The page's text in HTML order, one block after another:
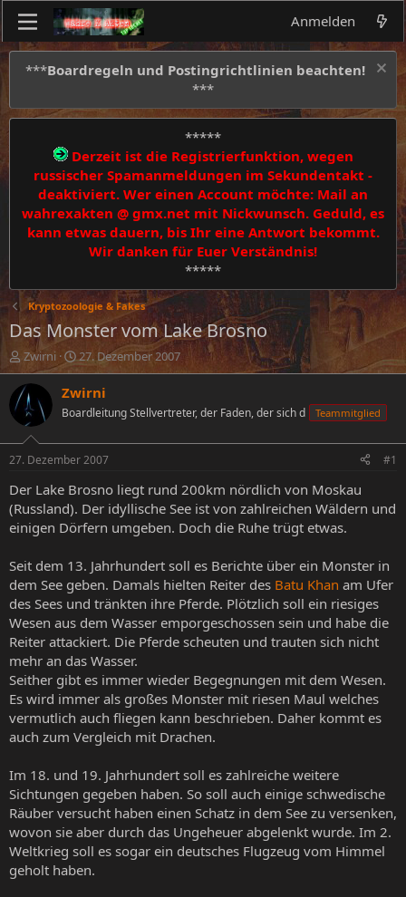
Anmelden
***Boardregeln und Postingrichtlinien beachten!
***
*****
Derzeit ist die Registrierfunktion, wegen
russischer Spamanmeldungen im Sekundentakt -
deaktiviert. Wer einen Account möchte: Mail an
wahrexakten @ gmx.net mit Nickwunsch. Geduld, es
kann etwas dauern, bis Ihr eine Antwort bekommt.
Wir danken für Euer Verständnis!
*****
Kryptozoologie & Fakes
Das Monster vom Lake Brosno
E
r
s
t
e
l
e
r
Zwirni
E
r
s
e
a
m
27. Dezember 2007
Zwirni
Boardleitung Stellvertreter, der Faden, der sich d Teammitglied
27. Dezember 2007 #1
Der Lake Brosno liegt rund 200km nördlich von Moskau
(Russland). Der idyllische See ist von zahlreichen Wäldern und
einigen Dörfern umgeben. Doch die Ruhe trügt etwas.
Seit dem 13. Jahrhundert soll es Berichte über ein Monster in
dem See geben. Damals hielten Reiter des Batu Khan am Ufer
des Sees und tränkten ihre Pferde. Plötzlich soll ein riesiges
Wesen aus dem Wasser emporgeschossen sein und habe die
Reiter attackiert. Die Pferde scheuten und trauten sich nicht
mehr an das Wasser.
Seither gibt es immer wieder Begegnungen mit dem Wesen.
Es wird immer als großes Monster mit riesen Maul welches
vermutlich auch fliegen kann beschrieben. Daher kommt es
auch zum Vergleich mit Drachen.
Im 18. und 19. Jahrhundert soll es zahlreiche weitere
Sichtungen gegeben haben. So soll auch einige schwedische
Räuber versucht haben einen Schatz in dem See zu versenken,
wovon sie aber durch das Ungeheuer abgelenkt wurde. Im 2.
Weltkrieg soll es sogar ein deutsches Flugzeug vom Himmel
geholt haben.